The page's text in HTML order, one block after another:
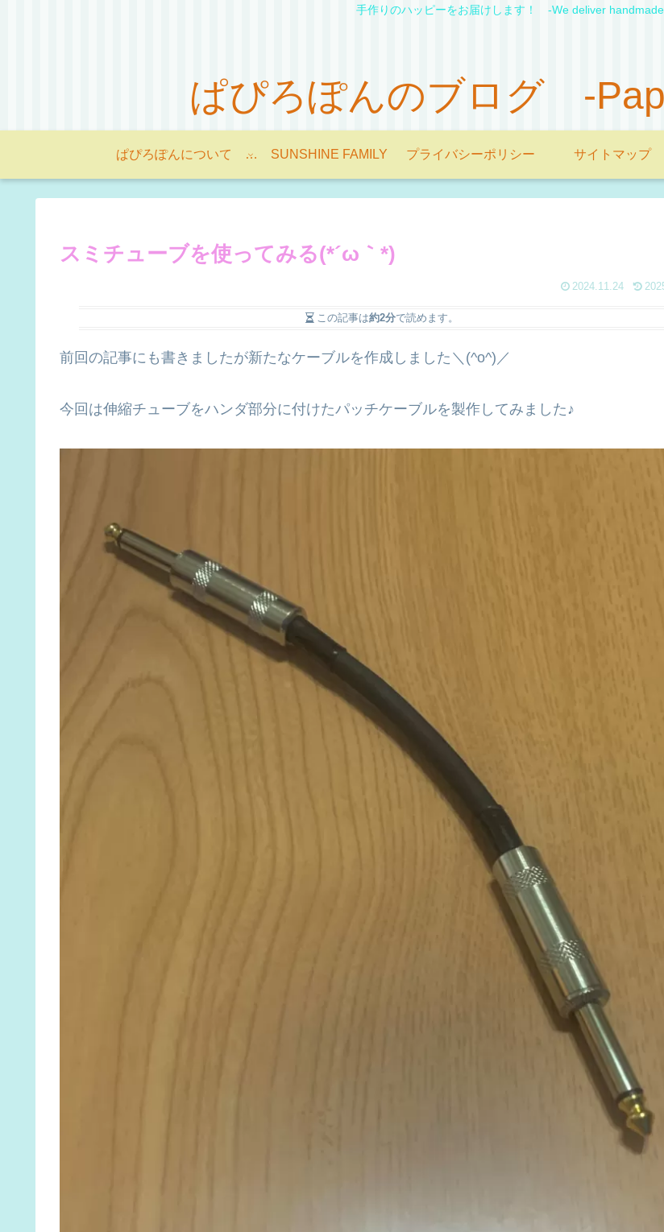
手作りのハッピーをお届けします！ -We deliver
ぱぴろぽんのブログ -
ぱぴろぽんについて -About Papilopon- SUNSHINE FAMILY プライバシーポリシー サイトマップ
スミチューブを使ってみる(*´ω｀*)
2024.11.24
この記事は約2分で読めます。
前回の記事にも書きましたが新たなケーブルを作成しました＼(^o^)／
今回は伸縮チューブをハンダ部分に付けたパッチケーブルを製作してみました♪